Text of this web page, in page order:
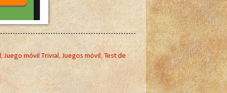
,Juego móvil Trivial ,Juegos móvil , Test de